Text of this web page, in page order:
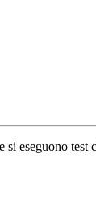
si eseguono test